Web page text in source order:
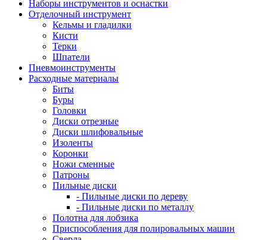
Наборы инструментов и оснастки
Отделочный инструмент
Кельмы и гладилки
Кисти
Терки
Шпатели
Пневмоинструменты
Расходные материалы
Биты
Буры
Головки
Диски отрезные
Диски шлифовальные
Изоленты
Коронки
Ножи сменные
Патроны
Пильные диски
- Пильные диски по дереву
- Пильные диски по металлу
Полотна для лобзика
Приспособления для полировальных машин